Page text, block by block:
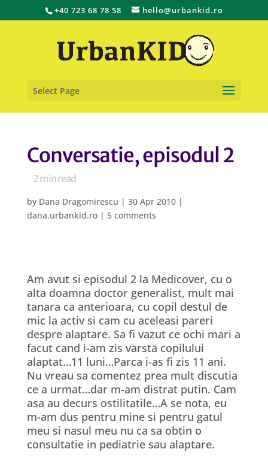
+40 723 68 78 58 hello@urbankid.ro
Select Page
Conversatie, episodul 2
2min read
by Dana Dragomirescu | 30 Apr 2010|
dana.urbankid.ro| 5 comments
Am avut si episodul 2 la Medicover, cu o
alta doamna doctor generalist, mult mai
tanara ca anterioara, cu copil destul de
mic la activ si cam cu aceleasi pareri
despre alaptare. Sa fi vazut ce ochi mari a
facut cand i-am zis varsta copilului
alaptat…11 luni…Parca i-as fi zis 11 ani.
Nu vreau sa comentez prea mult discutia
ce a urmat…dar m-am distrat putin. Cam
asa au decurs ostilitatile…A se nota, eu
m-am dus pentru mine si pentru gatul
meu si nasul meu nu ca sa obtin o
consultatie in pediatrie sau alaptare.